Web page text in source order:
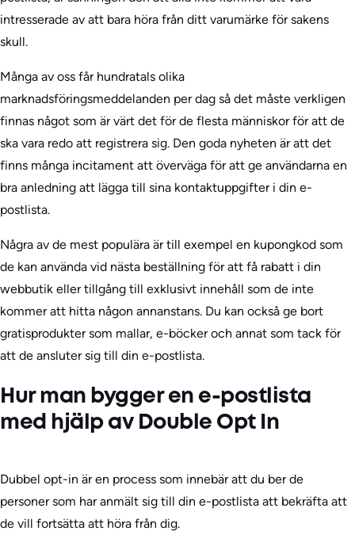
intresserade av att bara höra från ditt varumärke för sakens
skull.
Många av oss får hundratals olika
marknadsföringsmeddelanden per dag så det måste verkligen
finnas något som är värt det för de flesta människor för att de
ska vara redo att registrera sig. Den goda nyheten är att det
finns många incitament att överväga för att ge användarna en
bra anledning att lägga till sina kontaktuppgifter i din e-
postlista.
Några av de mest populära är till exempel en kupongkod som
de kan använda vid nästa beställning för att få rabatt i din
webbutik eller tillgång till exklusivt innehåll som de inte
kommer att hitta någon annanstans. Du kan också ge bort
gratisprodukter som mallar, e-böcker och annat som tack för
att de ansluter sig till din e-postlista.
Hur man bygger en e-postlista
med hjälp av Double Opt In
Dubbel opt-in är en process som innebär att du ber de
personer som har anmält sig till din e-postlista att bekräfta att
de vill fortsätta att höra från dig.